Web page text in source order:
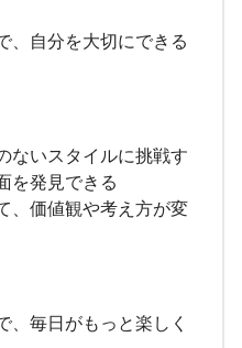
、自分を大切にできる
ないスタイルに挑戦す
を発見できる
、価値観や考え方が変
、毎日がもっと楽しく